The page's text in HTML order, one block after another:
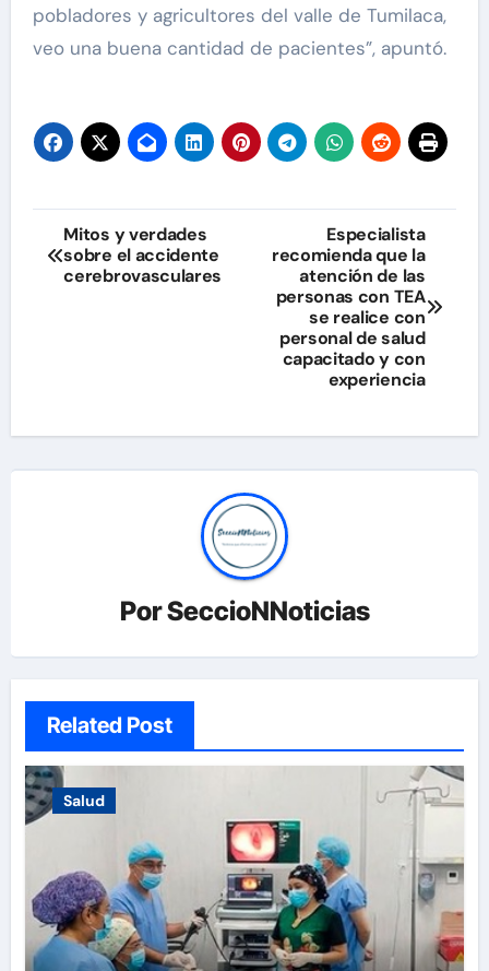
pobladores y agricultores del valle de Tumilaca,
veo una buena cantidad de pacientes”, apuntó.
Navegación
de
Mitos y verdades
sobre el accidente
cerebrovasculares
Especialista
recomienda que la
atención de las
personas con TEA
se realice con
personal de salud
capacitado y con
experiencia
PorSeccioNNoticias
Related Post
Salud